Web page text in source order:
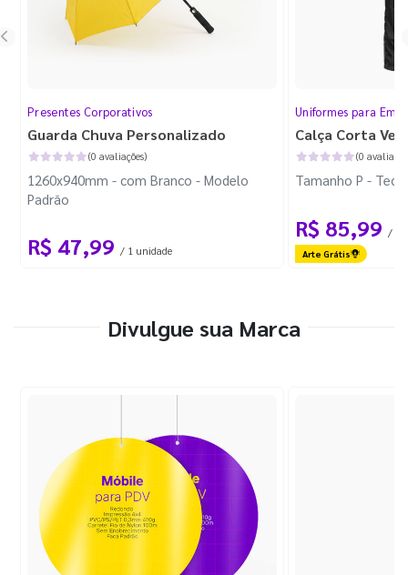
Presentes Corporativos
Guarda Chuva Personalizado
(0 avaliações)
1260x940mm - com Branco - Modelo
Padrão
R$ 47,99 / 1 unidade
Uniformes para
Calça Corta
(0
Tamanho P -
R$ 85,99 / 1
Arte Grátis
Divulgue sua Marca